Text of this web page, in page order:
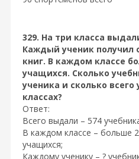
329. На три класса
Каждый ученик получил
книг. В каждом классе
учащихся. Сколько
ученика и сколько всего
классах?
Ответ:
Всего выдали – 574
В каждом классе – больше
учащихся;
Каждому ученику – ?